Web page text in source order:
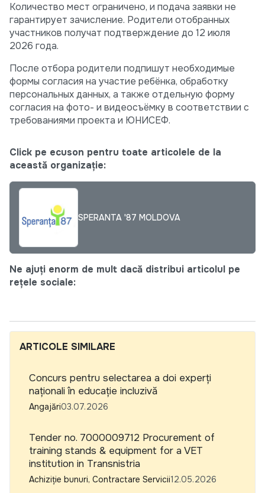
Количество мест ограничено, и подача заявки не
гарантирует зачисление. Родители отобранных
участников получат подтверждение до 12 июля
2026 года.
После отбора родители подпишут необходимые
формы согласия на участие ребёнка, обработку
персональных данных, а также отдельную форму
согласия на фото- и видеосъёмку в соответствии с
требованиями проекта и ЮНИСЕФ.
Click pe ecuson pentru toate articolele de la
această organizație:
SPERANTA '87 MOLDOVA
Ne ajuți enorm de mult dacă distribui articolul pe
rețele sociale:
ARTICOLE SIMILARE
Concurs pentru selectarea a doi experți
naționali în educație incluzivă
Angajări03.07.2026
Tender no. 7000009712 Procurement of
training stands & equipment for a VET
institution in Transnistria
Achiziție bunuri, Contractare Servicii12.05.2026